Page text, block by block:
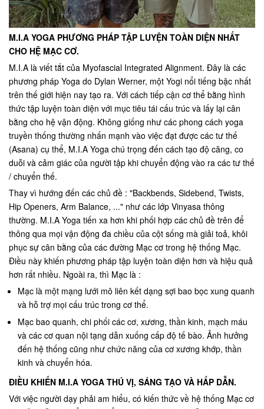
M.I.A YOGA PHƯƠNG PHÁP TẬP LUYỆN TOÀN DIỆN NHẤT
CHO HỆ MẠC CƠ.
M.I.A là viết tắt của Myofascial Integrated Alignment. Đây là các
phương pháp Yoga do Dylan Werner, một Yogi nổi tiếng bậc nhất
trên thế giới hiện nay tạo ra. Với cách tiếp cận cơ thể bằng hình
thức tập luyện toàn diện với mục tiêu tái cấu trúc và lấy lại cân
bằng cho hệ vận động. Không giống như các phong cách yoga
truyền thống thường nhấn mạnh vào việc đạt được các tư thế
(Asana) cụ thể, M.I.A Yoga chú trọng đến cách tạo độ căng, co
duỗi và cảm giác của người tập khi chuyển động vào ra các tư thế
/ chuyển thế.
Thay vì hướng đến các chủ đề : "Backbends, Sidebend, Twists,
Hip Openers, Arm Balance, ..." như các lớp Vinyasa thông
thường. M.I.A Yoga tiến xa hơn khi phối hợp các chủ đề trên để
thông qua mọi vận động đa chiều của cột sống mà giải toả, khôi
phục sự cân bằng của các đường Mạc cơ trong hệ thống Mạc.
Điều này khiến phương pháp tập luyện toàn diện hơn và hiệu quả
hơn rất nhiều. Ngoài ra, thì Mạc là :
Mạc là một mạng lưới mô liên kết dạng sợi bao bọc xung quanh
và hỗ trợ mọi cấu trúc trong cơ thể.
Mạc bao quanh, chi phối các cơ, xương, thần kinh, mạch máu
và các cơ quan nội tạng dẫn xuống cấp độ tế bào. Ảnh hưởng
đến hệ thống cũng như chức năng của cơ xương khớp, thần
kinh và chuyển hóa.
ĐIỀU KHIẾN M.I.A YOGA THÚ VỊ, SÁNG TẠO VÀ HẤP DẪN.
Với việc người dạy phải am hiểu, có kiến thức về hệ thống Mạc cơ